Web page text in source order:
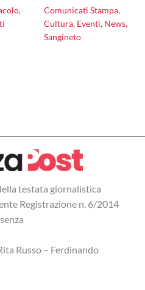
,
Comunicati Stampa,
Cultura, Eventi, News,
Sangineto
testata giornalistica
Registrazione n. 6/2014
Russo – Ferdinando